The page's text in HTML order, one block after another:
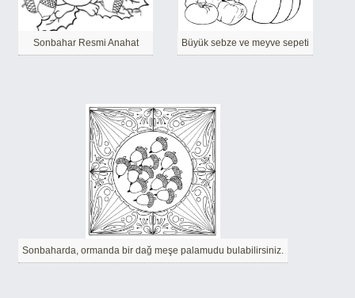
Sonbahar Resmi Anahat Büyük sebze ve meyve sepeti
Sonbaharda, ormanda bir dağ meşe palamudu bulabilirsiniz.